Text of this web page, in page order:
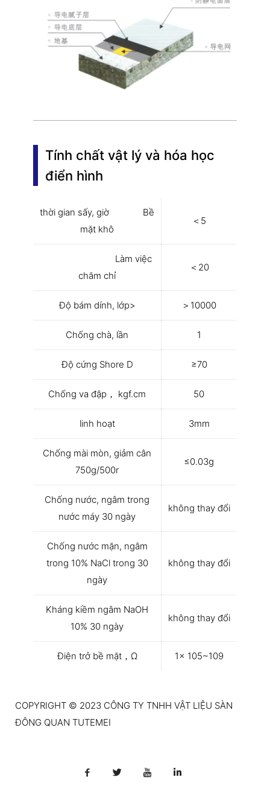
Tính chất vật lý và hóa học
điển hình
thời gian sấy, giờ Bề
mặt khô
＜5
Làm việc
chăm chỉ
＜20
Độ bám dính, lớp> ＞10000
Chống chà, lần 1
Độ cứng Shore D ≥70
Chống va đập， kgf.cm 50
linh hoạt 3mm
Chống mài mòn, giảm cân
750g/500r
≤0.03g
Chống nước, ngâm trong
nước máy 30 ngày
không thay đổi
Chống nước mặn, ngâm
trong 10% NaCl trong 30
ngày
không thay đổi
Kháng kiềm ngâm NaOH
10% 30 ngày
không thay đổi
Điện trở bề mặt，Ω 1x 105~109
COPYRIGHT © 2023 CÔNG TY TNHH VẬT LIỆU SÀN
ĐÔNG QUAN TUTEMEI